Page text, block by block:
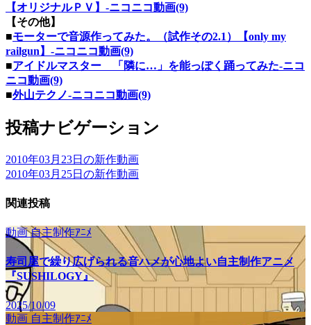
【オリジナルＰＶ】‐ニコニコ動画(9)
【その他】
■モーターで音源作ってみた。（試作その2.1）【only my
railgun】‐ニコニコ動画(9)
■アイドルマスター 「隣に…」を能っぽく踊ってみた‐ニコ
ニコ動画(9)
■外山テクノ‐ニコニコ動画(9)
投稿ナビゲーション
2010年03月23日の新作動画
2010年03月25日の新作動画
関連投稿
動画自主制作ｱﾆﾒ
寿司屋で繰り広げられる音ハメが心地よい自主制作アニメ
『SUSHILOGY』
2025/10/09
動画 自主制作ｱﾆﾒ